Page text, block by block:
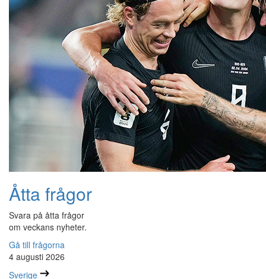
Åtta frågor
Svara på åtta frågor
om veckans nyheter.
Gå till frågorna
4 augusti 2026
Sverige